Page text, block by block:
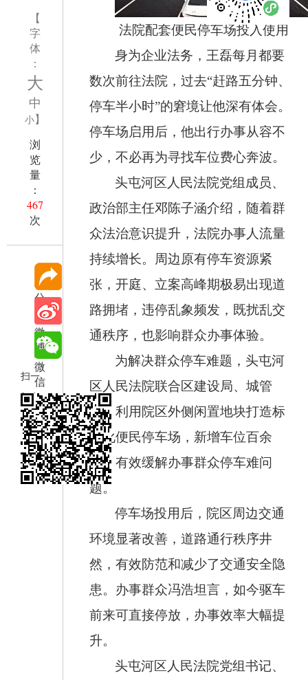
【
字
体
：
大
中
小】
浏
览
量
：
467
次
分
享
微
博
微
信
扫一
扫在
手机
打开
当前
页
法院配套便民停车场投入使用
身为企业法务，王磊每月都要
数次前往法院，过去“赶路五分钟、
停车半小时”的窘境让他深有体会。
停车场启用后，他出行办事从容不
少，不必再为寻找车位费心奔波。
头屯河区人民法院党组成员、
政治部主任邓陈子涵介绍，随着群
众法治意识提升，法院办事人流量
持续增长。周边原有停车资源紧
张，开庭、立案高峰期极易出现道
路拥堵，违停乱象频发，既扰乱交
通秩序，也影响群众办事体验。
为解决群众停车难题，头屯河
区人民法院联合区建设局、城管
局，利用院区外侧闲置地块打造标
准化便民停车场，新增车位百余
处，有效缓解办事群众停车难问
题。
停车场投用后，院区周边交通
环境显著改善，道路通行秩序井
然，有效防范和减少了交通安全隐
患。办事群众冯浩坦言，如今驱车
前来可直接停放，办事效率大幅提
升。
头屯河区人民法院党组书记、